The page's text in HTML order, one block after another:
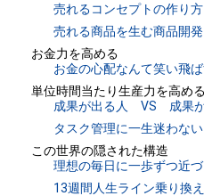
売れるコンセプトの作り方
売れる商品を生む商品開発
お金力を高める
お金の心配なんて笑い飛
単位時間当たり生産力を高める
成果が出る人 VS 成果
タスク管理に一生迷わな
この世界の隠された構造
理想の毎日に一歩ずつ近
13週間人生ライン乗り換